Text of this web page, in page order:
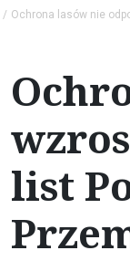
Ochrona lasów nie
list